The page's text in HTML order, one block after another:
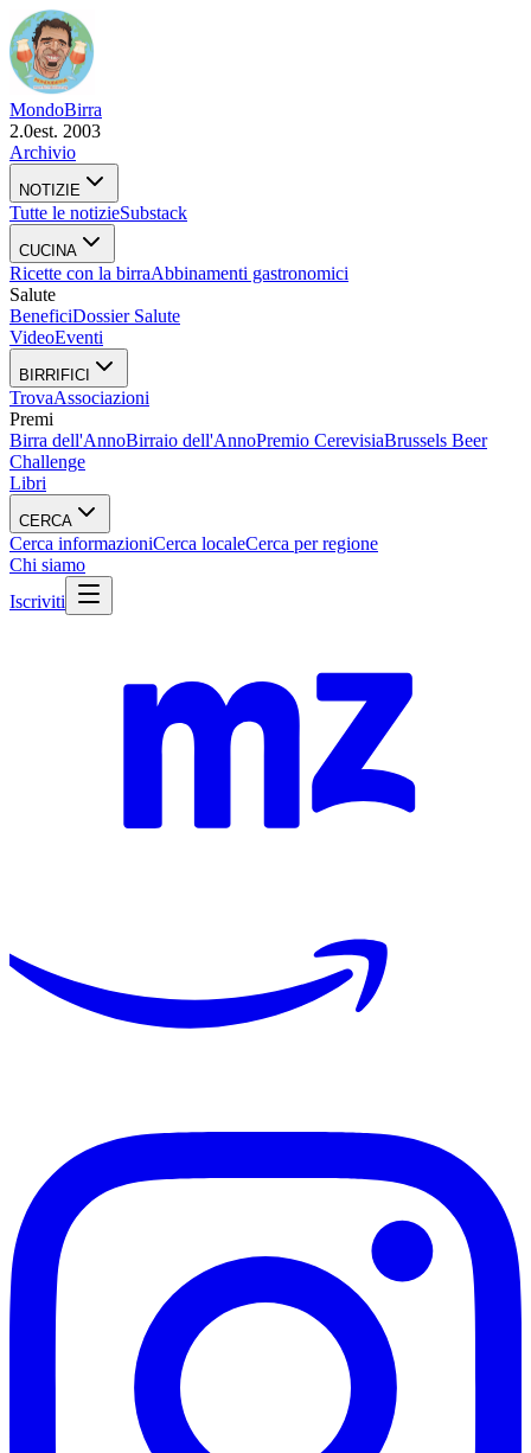
MondoBirra
2.0est. 2003
Archivio
NOTIZIE
Tutte le notizieSubstack
CUCINA
Ricette con la birraAbbinamenti gastronomici
Salute
BeneficiDossier Salute
VideoEventi
BIRRIFICI
TrovaAssociazioni
Premi
Birra dell'AnnoBirraio dell'AnnoPremio CerevisiaBrussels Beer
Challenge
Libri
CERCA
Cerca informazioniCerca localeCerca per regione
Chi siamo
Iscriviti